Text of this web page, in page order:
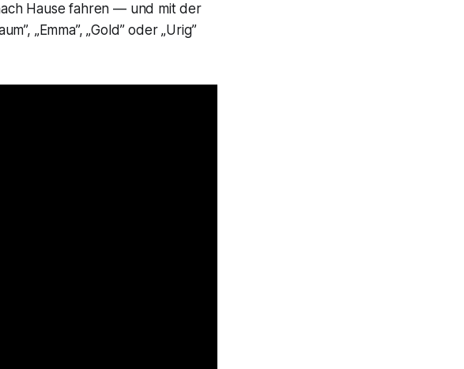
Hause fahren — und mit der
„Emma”, „Gold” oder „Urig”